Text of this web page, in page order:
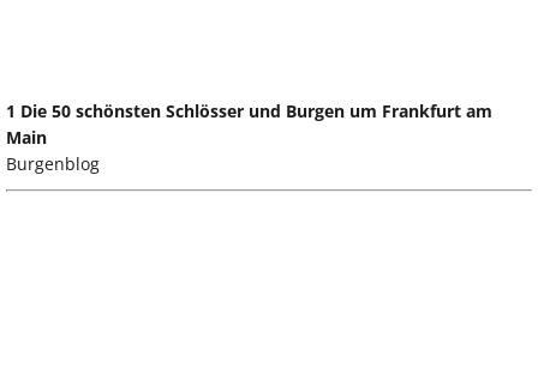
1 Die 50 schönsten Schlösser und Burgen um Frankfurt am
Main
Burgenblog